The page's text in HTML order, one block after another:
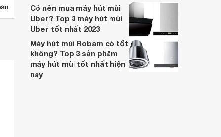
Có 29 nơi bán
Có nên mua máy hút mùi
Uber? Top 3 máy hút mùi
Uber tốt nhất 2023
Máy hút mùi Robam có tốt
không? Top 3 sản phẩm
máy hút mùi tốt nhất hiện
nay